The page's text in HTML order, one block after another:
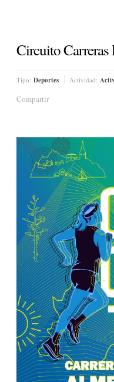
Circuito
Tipo: Deportes Actividad:
Compartir